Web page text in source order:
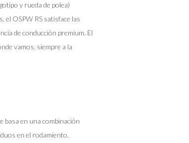
y rueda de polea)
el OSPW RS satisface las
de conducción premium. El
vamos, siempre a la
basa en una combinación
en el rodamiento.